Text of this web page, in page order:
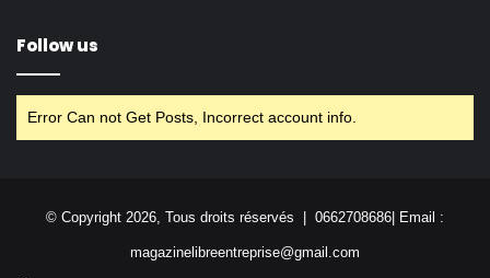
Follow us
Error Can not Get Posts, Incorrect account info.
© Copyright 2026, Tous droits réservés | 0662708686| Email :
magazinelibreentreprise@gmail.com